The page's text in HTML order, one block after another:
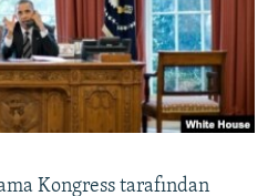
Kongress tarafından